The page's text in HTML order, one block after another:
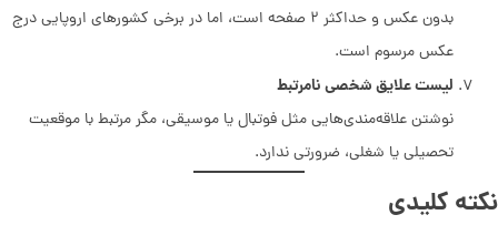
بدون عکس و حداکثر ۲ صفحه است، اما در برخی کشورهای اروپایی درج
عکس مرسوم است.
لیست علایق شخصی نامرتبط
نوشتن علاقه‌مندی‌هایی مثل فوتبال یا موسیقی، مگر مرتبط با موقعیت
تحصیلی یا شغلی، ضرورتی ندارد.
نکته کلیدی